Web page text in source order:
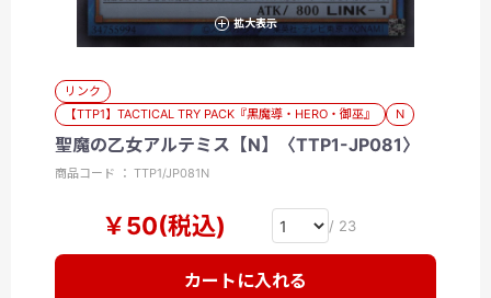
拡大表示
リンク
【TTP1】TACTICAL TRY PACK『黒魔導・HERO・御巫』
N
聖魔の乙女アルテミス【N】〈TTP1-JP081〉
商品コード ： TTP1/JP081N
￥50(税込) / 23
カートに入れる